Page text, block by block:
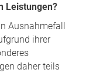
Leistungen?
Ausnahmefall
ihrer
daher teils